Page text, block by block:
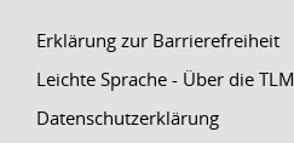
Erklärung zur Barrierefreiheit
Leichte Sprache - Über die TLM
Datenschutzerklärung